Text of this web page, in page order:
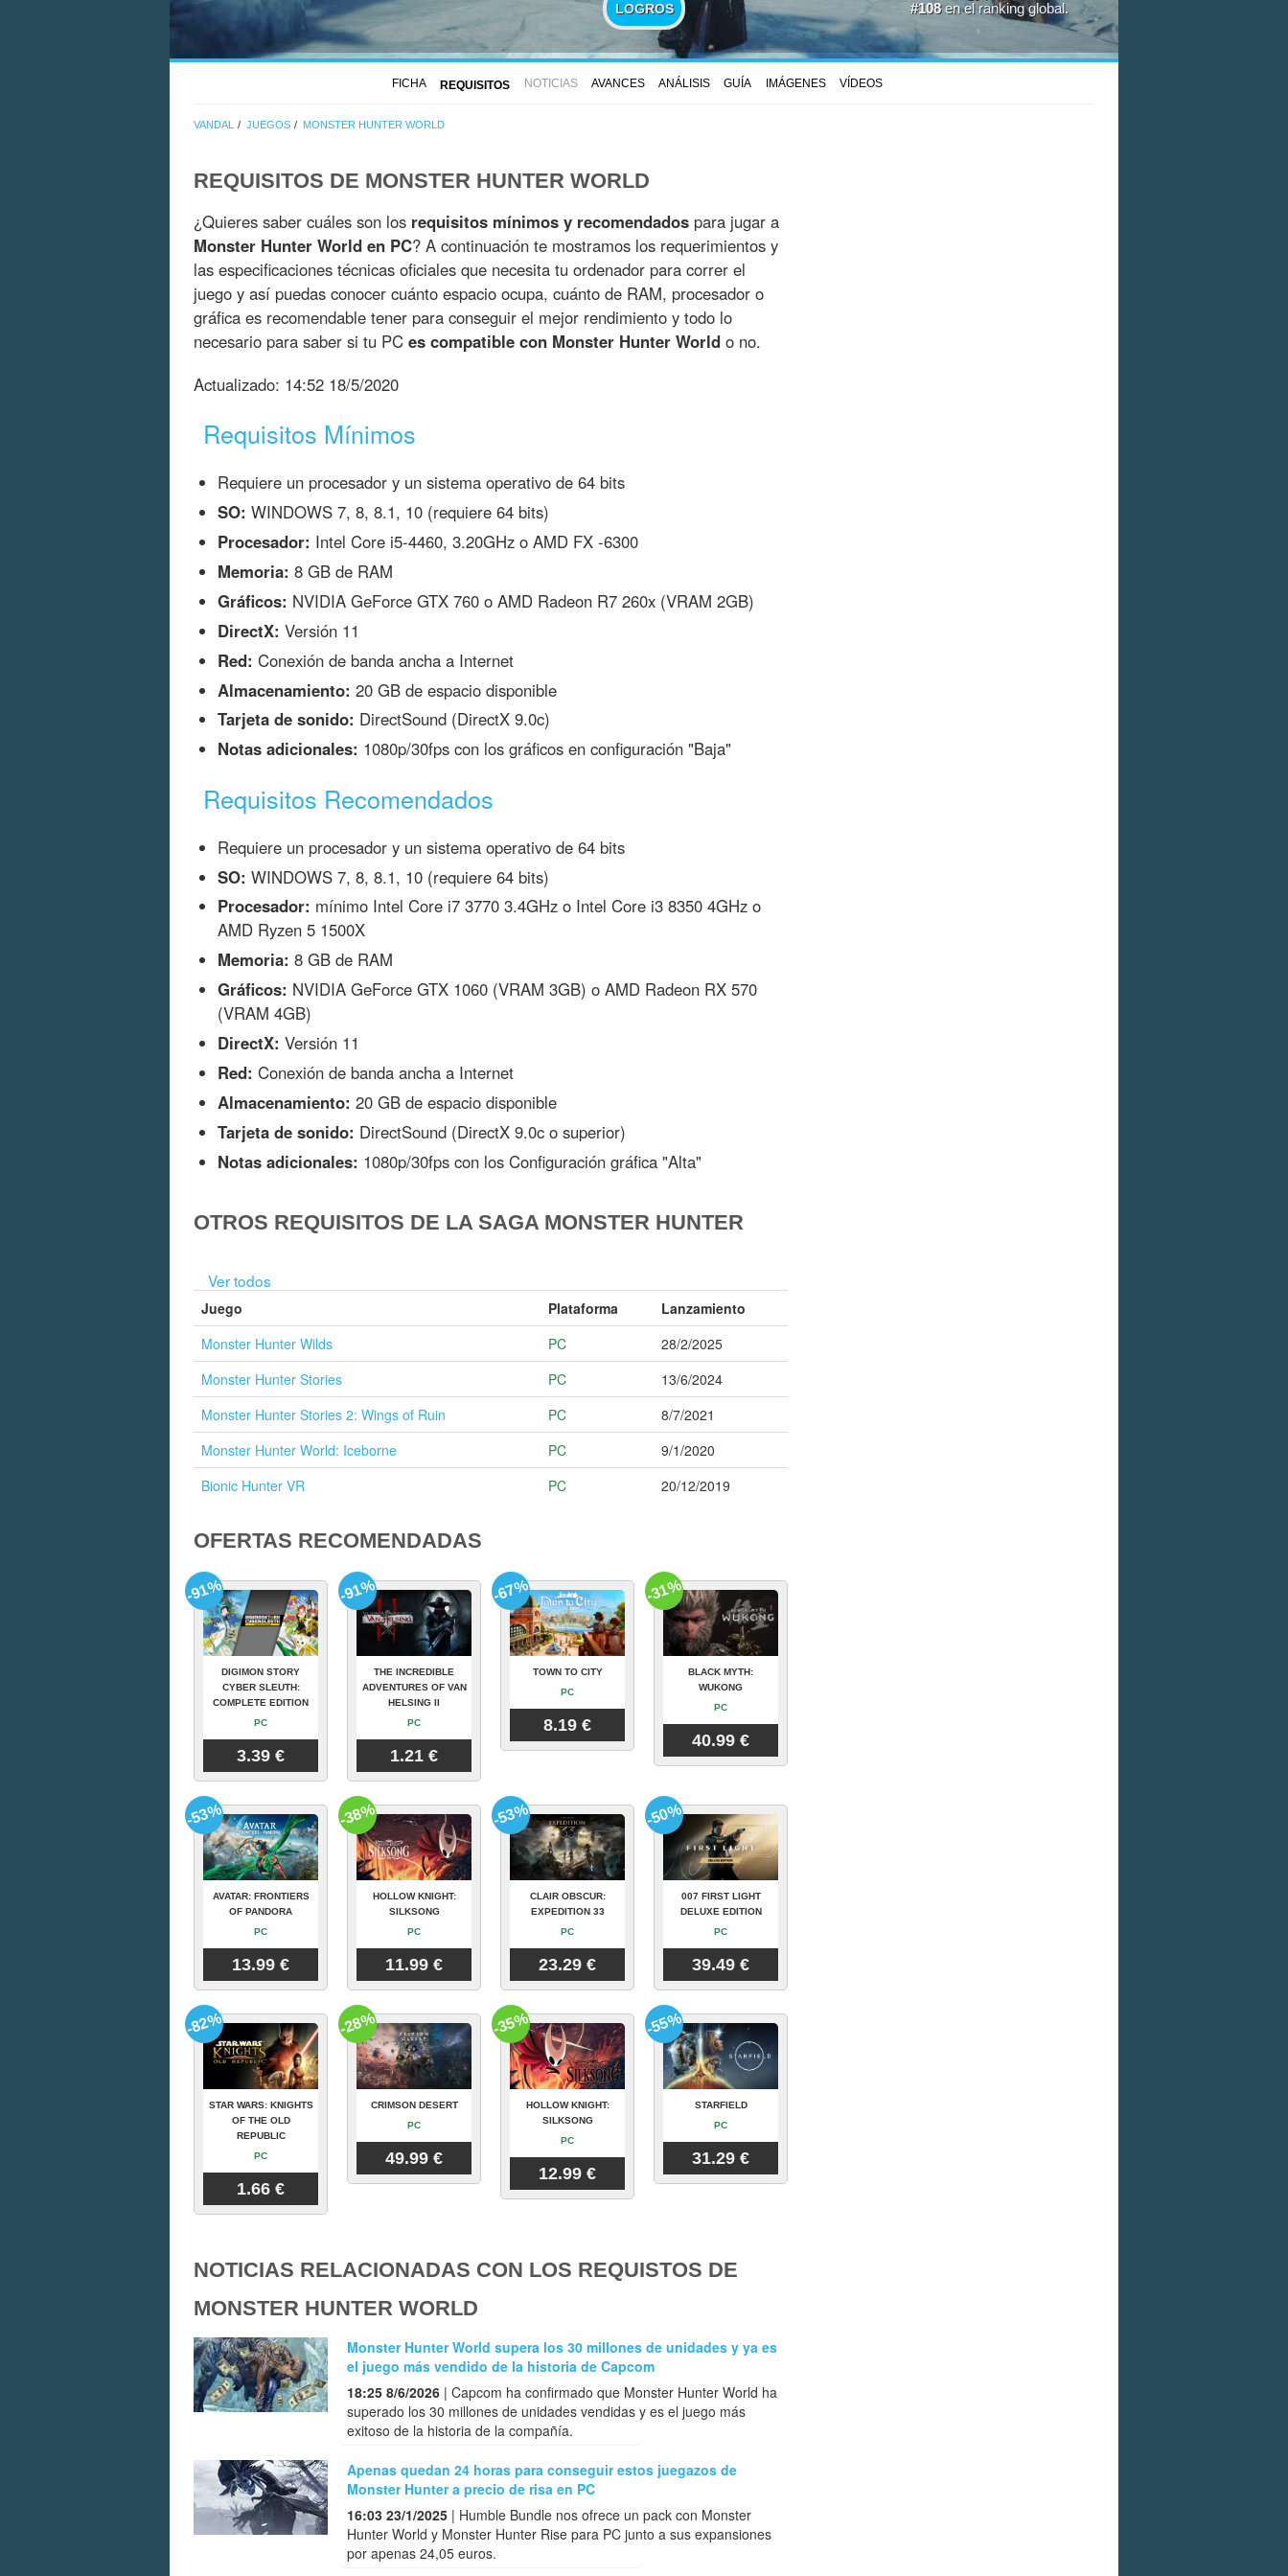
LOGROS
#108en el ranking global.
FICHA REQUISITOS NOTICIAS AVANCES ANÁLISIS GUÍA IMÁGENES VÍDEOS
VANDAL JUEGOS MONSTER HUNTER WORLD
REQUISITOS DE MONSTER HUNTER WORLD
¿Quieres saber cuáles son los requisitos mínimos y recomendados para jugar a
Monster Hunter World en PC? A continuación te mostramos los requerimientos y
las especificaciones técnicas oficiales que necesita tu ordenador para correr el
juego y así puedas conocer cuánto espacio ocupa, cuánto de RAM, procesador o
gráfica es recomendable tener para conseguir el mejor rendimiento y todo lo
necesario para saber si tu PC es compatible con Monster Hunter World o no.
Actualizado: 14:52 18/5/2020
Requisitos Mínimos
Requiere un procesador y un sistema operativo de 64 bits
SO: WINDOWS 7, 8, 8.1, 10 (requiere 64 bits)
Procesador: Intel Core i5-4460, 3.20GHz o AMD FX -6300
Memoria: 8 GB de RAM
Gráficos: NVIDIA GeForce GTX 760 o AMD Radeon R7 260x (VRAM 2GB)
DirectX: Versión 11
Red: Conexión de banda ancha a Internet
Almacenamiento: 20 GB de espacio disponible
Tarjeta de sonido: DirectSound (DirectX 9.0c)
Notas adicionales: 1080p/30fps con los gráficos en configuración "Baja"
Requisitos Recomendados
Requiere un procesador y un sistema operativo de 64 bits
SO: WINDOWS 7, 8, 8.1, 10 (requiere 64 bits)
Procesador: mínimo Intel Core i7 3770 3.4GHz o Intel Core i3 8350 4GHz o
AMD Ryzen 5 1500X
Memoria: 8 GB de RAM
Gráficos: NVIDIA GeForce GTX 1060 (VRAM 3GB) o AMD Radeon RX 570
(VRAM 4GB)
DirectX: Versión 11
Red: Conexión de banda ancha a Internet
Almacenamiento: 20 GB de espacio disponible
Tarjeta de sonido: DirectSound (DirectX 9.0c o superior)
Notas adicionales: 1080p/30fps con los Configuración gráfica "Alta"
OTROS REQUISITOS DE LA SAGA MONSTER HUNTER
Ver todos
Juego Plataforma
Lanzamiento
Monster Hunter Wilds
PC
28/2/2025
Monster Hunter Stories
PC
13/6/2024
Monster Hunter Stories 2: Wings of Ruin
PC
8/7/2021
Monster Hunter World: Iceborne
PC
9/1/2020
Bionic Hunter VR
PC 20/12/2019
OFERTAS RECOMENDADAS
DIGIMON STORY
CYBER SLEUTH:
COMPLETE EDITION
PC
3.39 €
-91%
THE INCREDIBLE
ADVENTURES OF VAN
HELSING II
PC
1.21 €
-91%
TOWN TO CITY
PC
8.19 €
-67%
BLACK MYTH:
WUKONG
PC
40.99 €
-31%
AVATAR: FRONTIERS
OF PANDORA
PC
13.99 €
-53%
HOLLOW KNIGHT:
SILKSONG
PC
11.99 €
-38%
CLAIR OBSCUR:
EXPEDITION 33
PC
23.29 €
-53%
007 FIRST LIGHT
DELUXE EDITION
PC
39.49 €
-50%
STAR WARS: KNIGHTS
OF THE OLD
REPUBLIC
PC
1.66 €
-82%
CRIMSON DESERT
PC
49.99 €
-28%
HOLLOW KNIGHT:
SILKSONG
PC
12.99 €
-35%
STARFIELD
PC
31.29 €
-55%
NOTICIAS RELACIONADAS CON LOS REQUISTOS DE
MONSTER HUNTER WORLD
Monster Hunter World supera los 30 millones de unidades y ya es
el juego más vendido de la historia de Capcom
18:25 8/6/2026 | Capcom ha confirmado que Monster Hunter World ha
superado los 30 millones de unidades vendidas y es el juego más
exitoso de la historia de la compañía.
Apenas quedan 24 horas para conseguir estos juegazos de
Monster Hunter a precio de risa en PC
16:03 23/1/2025 | Humble Bundle nos ofrece un pack con Monster
Hunter World y Monster Hunter Rise para PC junto a sus expansiones
por apenas 24,05 euros.